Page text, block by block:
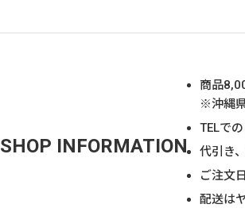
SHOP INFORMATION
商品
※沖縄
TELで
代引き
ご注文
配送は